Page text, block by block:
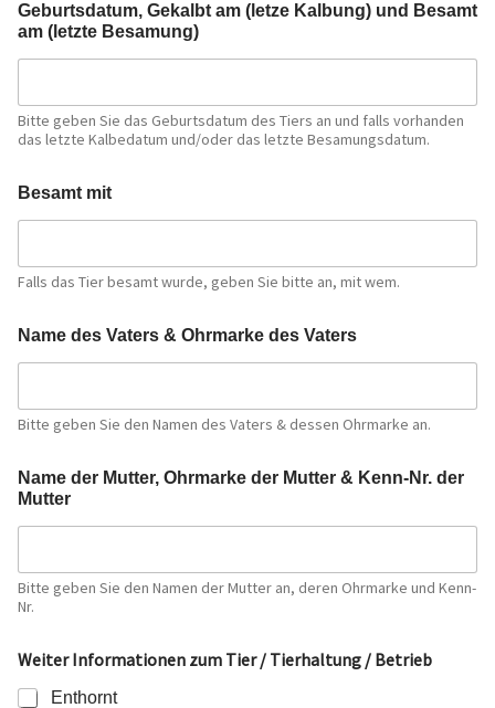
Geburtsdatum, Gekalbt am (letze Kalbung) und Besamt
am (letzte Besamung)
Bitte geben Sie das Geburtsdatum des Tiers an und falls vorhanden
das letzte Kalbedatum und/oder das letzte Besamungsdatum.
Besamt mit
Falls das Tier besamt wurde, geben Sie bitte an, mit wem.
Name des Vaters & Ohrmarke des Vaters
Bitte geben Sie den Namen des Vaters & dessen Ohrmarke an.
K
e
n
N
r
a
m
Name der Mutter, Ohrmarke der Mutter & Kenn-Nr. der
Mutter
Bitte geben Sie den Namen der Mutter an, deren Ohrmarke und Kenn-
Nr.
Weiter Informationen zum Tier / Tierhaltung / Betrieb
Enthornt